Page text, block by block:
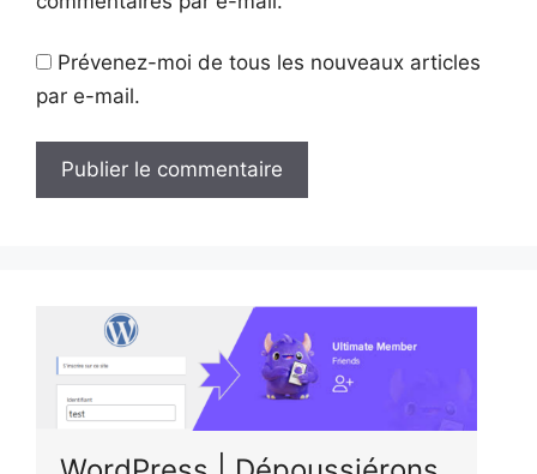
Prévenez-moi de tous les nouveaux articles
par e-mail.